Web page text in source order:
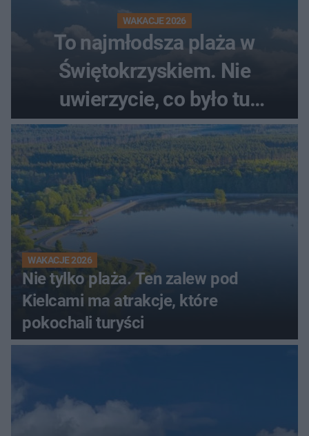
WAKACJE 2026
To najmłodsza plaża w
Świętokrzyskiem. Nie
uwierzycie, co było tu
wcześniej
WAKACJE 2026
Nie tylko plaża. Ten zalew pod
Kielcami ma atrakcje, które
pokochali turyści